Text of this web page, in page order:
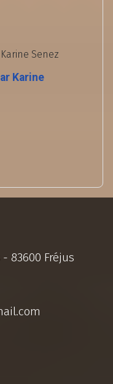
Karine
83600 Fréjus